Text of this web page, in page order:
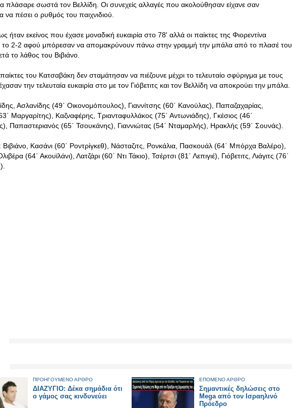
πλάσαρε σωστά τον Βελλίδη. Οι συνεχείς αλλαγές που ακολούθησαν είχανε σαν
να πέσει ο ρυθμός του παιχνιδιού.
ήταν εκείνος που έχασε μοναδική ευκαιρία στο 78' αλλά οι παίκτες της Φιορεντίνα
το 2-2 αφού μπόρεσαν να απομακρύνουν πάνω στην γραμμή την μπάλα από το πλασέ του
το λάθος του Βιβιάνο.
του Κατσαβάκη δεν σταμάτησαν να πιέζουνε μέχρι το τελευταίο σφύριγμα με τους
την τελευταία ευκαιρία στο με τον Γιόβετιτς και τον Βελλίδη να αποκρούει την μπάλα.
Ασλανίδης (49΄ Οικονομόπουλος), Γιαννίτσης (60΄ Κανούλας), Παπαζαχαρίας,
Μαργαρίτης), Καζναφέρης, Τριανταφυλλάκος (75΄ Αντωνιάδης), Γκέσιος (46΄
Παπαστεριανός (65΄ Τσουκάνης), Γιαννιώτας (54΄ Νταμαρλής), Ηρακλής (59΄ Σουνάς).
Βιβιάνο, Κασάνι (60΄ Ροντρίγκεθ), Νάσταζιτς, Ρονκάλια, Πασκουάλ (64΄ Μπόρχα Βαλέρο),
(64΄ Ακουϊλάνι), Λατζάρι (60΄ Ντι Τάκιο), Τσέρτσι (81΄ Λεπιγιέ), Γιόβετιτς, Λιάγιτς (76΄
ΠΡΟΗΓΟΥΜΕΝΟ ΑΡΘΡΟ
ΔΙΑΖΥΓΙΟ: Δέκα σημάδια ότι
ο γάμος σας κινδυνεύει
ΕΠΟΜΕΝΟ ΑΡΘΡΟ
Σημαντικές δηλώσεις στο
Mega από τον Ισραηλινό
Πρόεδρο